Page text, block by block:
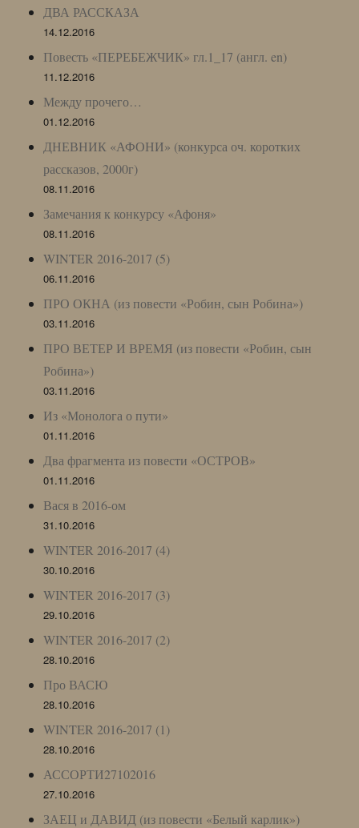
ДВА РАССКАЗА
14.12.2016
Повесть «ПЕРЕБЕЖЧИК» гл.1_17 (англ. en)
11.12.2016
Между прочего…
01.12.2016
ДНЕВНИК «АФОНИ» (конкурса оч. коротких
рассказов, 2000г)
08.11.2016
Замечания к конкурсу «Афоня»
08.11.2016
WINTER 2016-2017 (5)
06.11.2016
ПРО ОКНА (из повести «Робин, сын Робина»)
03.11.2016
ПРО ВЕТЕР И ВРЕМЯ (из повести «Робин, сын
Робина»)
03.11.2016
Из «Монолога о пути»
01.11.2016
Два фрагмента из повести «ОСТРОВ»
01.11.2016
Вася в 2016-ом
31.10.2016
WINTER 2016-2017 (4)
30.10.2016
WINTER 2016-2017 (3)
29.10.2016
WINTER 2016-2017 (2)
28.10.2016
Про ВАСЮ
28.10.2016
WINTER 2016-2017 (1)
28.10.2016
АССОРТИ27102016
27.10.2016
ЗАЕЦ и ДАВИД (из повести «Белый карлик»)